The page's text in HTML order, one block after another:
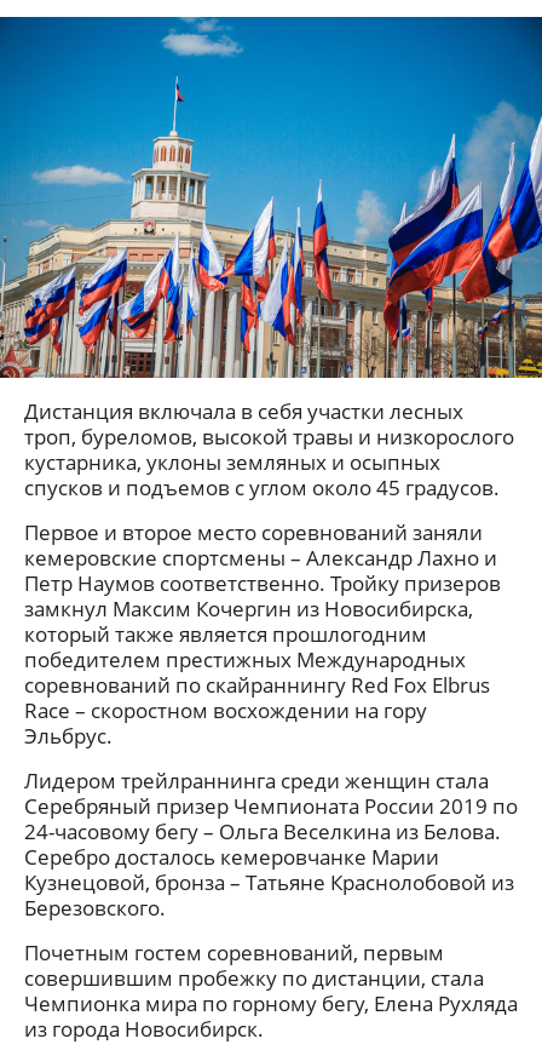
Дистанция включала в себя участки лесных
троп, буреломов, высокой травы и низкорослого
кустарника, уклоны земляных и осыпных
спусков и подъемов с углом около 45 градусов.
Первое и второе место соревнований заняли
кемеровские спортсмены – Александр Лахно и
Петр Наумов соответственно. Тройку призеров
замкнул Максим Кочергин из Новосибирска,
который также является прошлогодним
победителем престижных Международных
соревнований по скайраннингу Red Fox Elbrus
Race – скоростном восхождении на гору
Эльбрус.
Лидером трейлраннинга среди женщин стала
Серебряный призер Чемпионата России 2019 по
24-часовому бегу – Ольга Веселкина из Белова.
Серебро досталось кемеровчанке Марии
Кузнецовой, бронза – Татьяне Краснолобовой из
Березовского.
Почетным гостем соревнований, первым
совершившим пробежку по дистанции, стала
Чемпионка мира по горному бегу, Елена Рухляда
из города Новосибирск.